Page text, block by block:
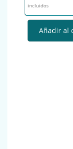
incluidos
Añadir al